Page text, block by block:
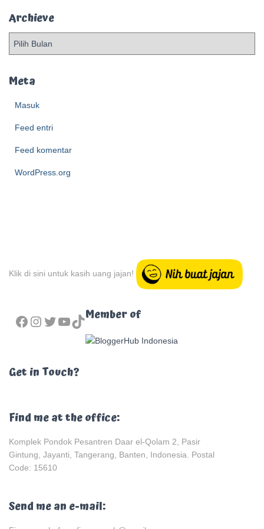
Archieve
h
Meta
Masuk
Feed entri
Feed komentar
WordPress.org
Klik di sini untuk kasih uang jajan!
FACEBOOK INSTAGRAM TWITTER YOUTUBE TIKTOK
Member of
Get in Touch?
Find me at the office:
Komplek Pondok Pesantren Daar el-Qolam 2, Pasir
Gintung, Jayanti, Tangerang, Banten, Indonesia. Postal
Code: 15610
Send me an e-mail: